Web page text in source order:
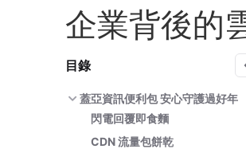
企業背後的
目錄
蓋亞資訊便利包 安心守護過好年
閃電回覆即食麵
CDN 流量包餅乾